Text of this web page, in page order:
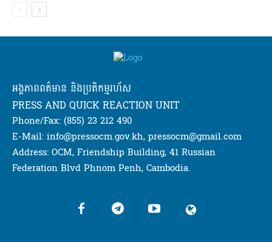
អង្គភាពពត៌មាន និងប្រតិកម្មរហ័ស
PRESS AND QUICK REACTION UNIT
Phone/Fax: (855) 23 212 490
E-Mail: info@pressocm.gov.kh, pressocm@gmail.com
Address: OCM, Friendship Building, 41 Russian
Federation Blvd Phnom Penh, Cambodia.